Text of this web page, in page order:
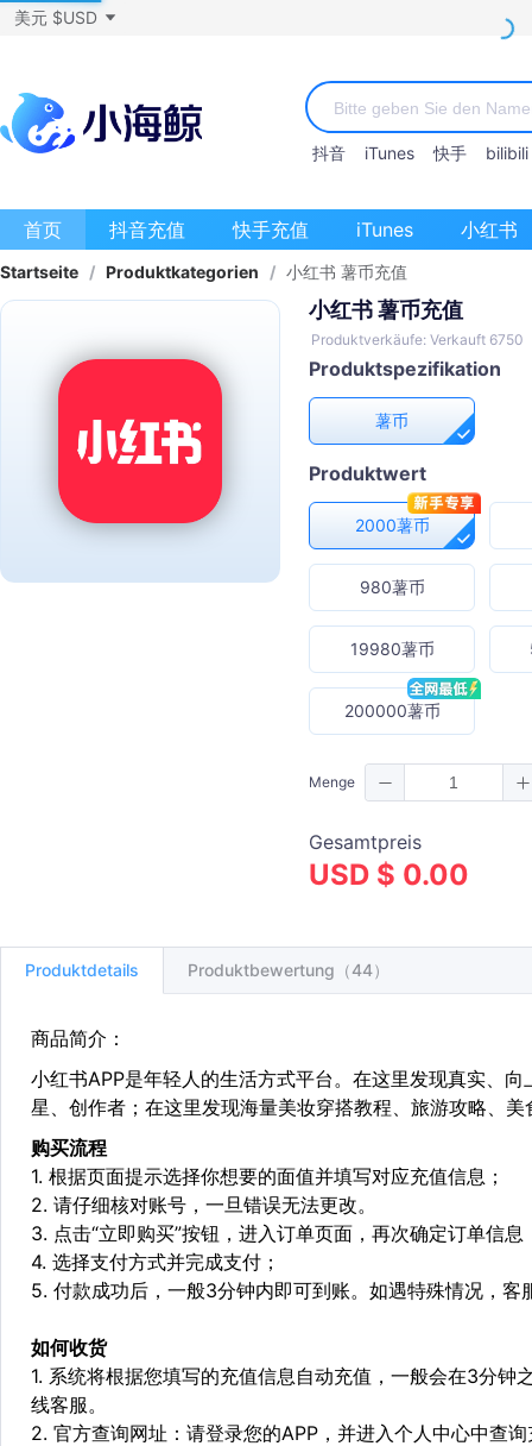
美元 $USD
抖音 iTunes 快手 bilibili
首页 抖音充值 快手充值 iTunes 小红书
Startseite / Produktkategorien / 小红书 薯币充值
小红书 薯币充值
Produktverkäufe: Verkauft 6750
Produktspezifikation
薯币
Produktwert
2000薯币
980薯币
19980薯币
200000薯币
Menge
Gesamtpreis
USD $ 0.00
Produktdetails Produktbewertung（44）
商品简介：
小红书APP是年轻人的生活方式平台。在这里发现真实、
星、创作者；在这里发现海量美妆穿搭教程、旅游攻略、
购买流程
1. 根据页面提示选择你想要的面值并填写对应充值信息；
2. 请仔细核对账号，一旦错误无法更改。
3. 点击“立即购买”按钮，进入订单页面，再次确定订单信息
4. 选择支付方式并完成支付；
5. 付款成功后，一般3分钟内即可到账。如遇特殊情况，
如何收货
1. 系统将根据您填写的充值信息自动充值，一般会在3分
线客服。
2. 官方查询网址：请登录您的APP，并进入个人中心中查